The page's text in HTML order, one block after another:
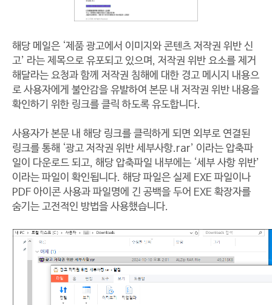
해당 메일은 ‘제품 광고에서 이미지와 콘텐츠 저작권 위반 신
고’ 라는 제목으로 유포되고 있으며, 저작권 위반 요소를 제거
해달라는 요청과 함께 저작권 침해에 대한 경고 메시지 내용으
로 사용자에게 불안감을 유발하여 본문 내 저작권 위반 내용을
확인하기 위한 링크를 클릭 하도록 유도합니다.
사용자가 본문 내 해당 링크를 클릭하게 되면 외부로 연결된
링크를 통해 ‘광고 저작권 위반 세부사항.rar’ 이라는 압축파
일이 다운로드 되고, 해당 압축파일 내부에는 ‘세부 사항 위반’
이라는 파일이 확인됩니다. 해당 파일은 실제 EXE 파일이나
PDF 아이콘 사용과 파일명에 긴 공백을 두어 EXE 확장자를
숨기는 고전적인 방법을 사용했습니다.